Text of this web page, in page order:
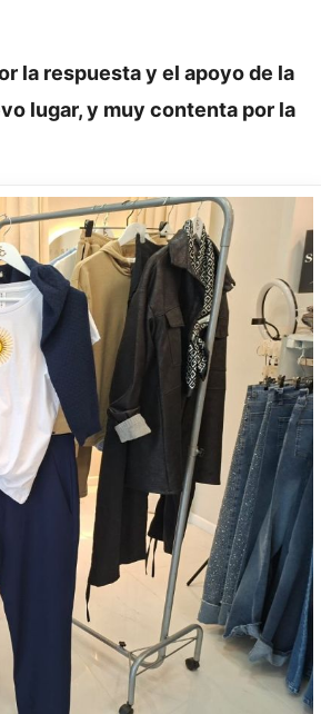
la respuesta y el apoyo de la
lugar, y muy contenta por la